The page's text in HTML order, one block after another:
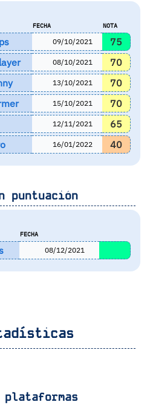
FECHA NOTA
09/10/2021
75
08/10/2021
70
13/10/2021
70
15/10/2021
70
12/11/2021
65
16/01/2022 40
FECHA
08/12/2021
plataformas